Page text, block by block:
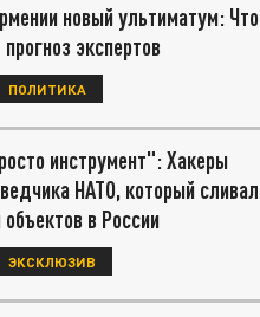
новый ультиматум: Что
экспертов
ПОЛИТИКА
инструмент": Хакеры
НАТО, который сливал
в России
ЭКСКЛЮЗИВ